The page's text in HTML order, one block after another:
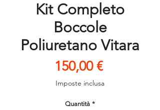
Kit Completo
Boccole
Poliuretano Vitara
150,00 €Prezzo
Imposte inclusa
Quantità *